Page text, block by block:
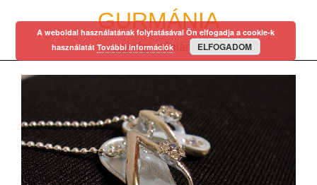
GURMÁNIA
egy régi mániám…
A weboldal használatának folytatásával Ön elfogadja a cookie-k
használatát További információk ELFOGADOM